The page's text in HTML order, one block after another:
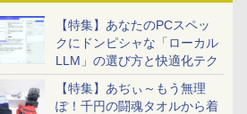
【特集】あなたのPCスペッ
クにドンピシャな「ローカル
LLM」の選び方と快適化テク
【特集】あぢぃ～もう無理
ぽ！千円の闘魂タオルから着